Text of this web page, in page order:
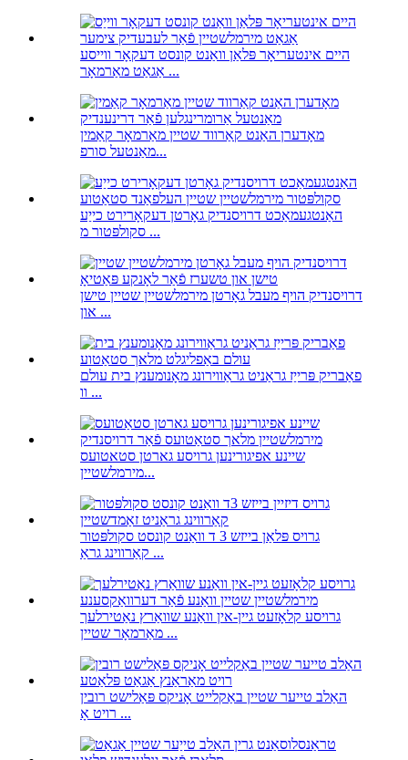
היים אינטעריאָר פּלאַן וואַנט קונסט דעקאָר ווייסע
אַגאַט מאַרמאָר ...
מאָדערן האַנט קאַרווד שטיין מאַרמאָר קאַמין
מאַנטעל סורפ...
האַנטגעמאַכט דרויסנדיק גאָרטן דעקאָרירט כייַע
סקולפּטור מ ...
דרויסנדיק הויף מעבל גאָרטן מירמלשטיין שטיין טישן
און ...
פאַבריק פּרייַז גראַניט גראַווירונג מאָנומענץ בית עולם
וו ...
שיינע אפיגורינען גרויסע גארטן סטאטועס
מירמלשטיין...
גרויס פּלאַן בייזש 3 ד וואַנט קונסט סקולפּטור
קאַרווינג גראַ ...
גרויסע קלאָזעט גיין-אין וואַנע שוואַרץ נאַטירלעך
מאַרמאָר שטיין ...
האַלב טייער שטיין באַקלייט אָניקס פּאַלישט רובין
רויט אָ ...